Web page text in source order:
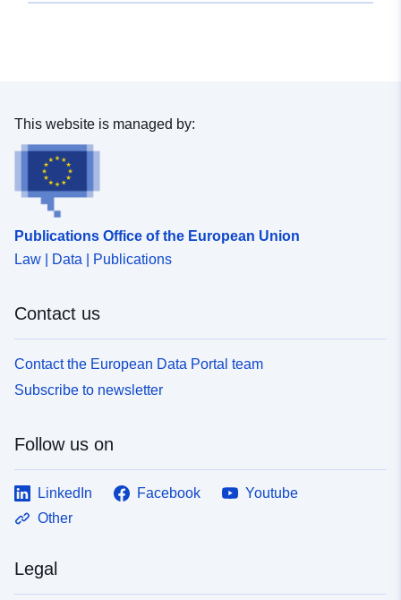
de.org/id/de.ni.sg.bs/D-NI-
uriRef:
This website is managed by:
Publications Office of the European Union
Law | Data | Publications
Contact us
Contact the European Data Portal team
Subscribe to newsletter
Follow us on
LinkedIn Facebook
Youtube
Other
Legal